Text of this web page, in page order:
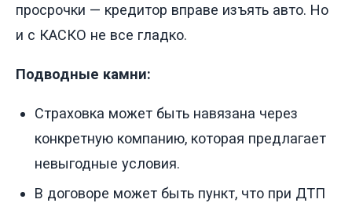
просрочки — кредитор вправе изъять авто. Но
и с КАСКО не все гладко.
Подводные камни:
Страховка может быть навязана через
конкретную компанию, которая предлагает
невыгодные условия.
В договоре может быть пункт, что при ДТП